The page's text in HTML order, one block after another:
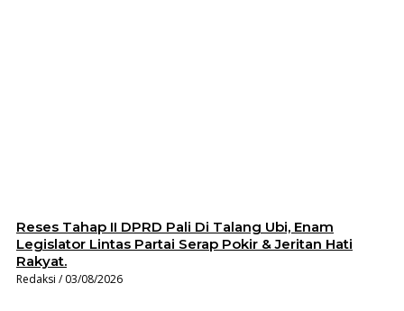
Reses Tahap II DPRD Pali Di Talang Ubi, Enam
Legislator Lintas Partai Serap Pokir & Jeritan Hati
Rakyat.
Redaksi 03/08/2026